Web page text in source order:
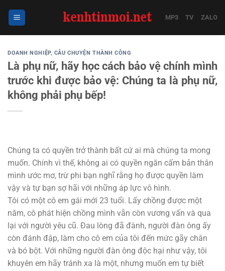
MP3 TV ZALO
DOANH NGHIỆP, CÂU CHUYỆN THÀNH CÔNG
Là phụ nữ, hãy học cách bảo vệ chính mình
trước khi được bảo vệ: Chúng ta là phụ nữ,
không phải phụ bếp!
Chúng ta có quyền trở thành bất cứ ai mà chúng ta mong
muốn. Chính vì thế, không ai có quyền ngăn cấm bản thân
mình ước mơ, trừ phi bạn nghĩ rằng họ được quyền làm
vậy và tự bạn sợ hãi với những áp lực vô hình.
Tôi có một cô em gái mới 23 tuổi. Lấy chồng được một
năm, cô phát hiện chồng mình vẫn còn vương vấn và qua
lại với người yêu cũ. Đau lòng đã đành, người đàn ông ấy
còn đánh đập, làm cho cô em của tôi đến mức gãy chân
và bó bột. Với những người đàn ông độc hại như vậy, tôi
khuyên em hãy tránh xa là một, nhưng muốn em tự biết